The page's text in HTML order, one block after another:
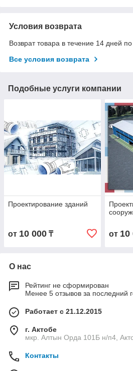
Условия возврата
Возврат товара в течение 14 дней
Все условия возврата
Подобные услуги компании
Проектирование зданий
от 10 000 ₸ от 10
О нас
Рейтинг не сформирован
Менее 5 отзывов за последний
Работает с 21.12.2015
г. Актобе
мкр. Алтын Орда 101Б н/п4,
Контакты